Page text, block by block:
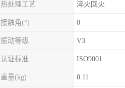
热处理工艺 淬火回火
接触角(°) 0
振动等级 V3
认证标准 ISO9001
重量(kg) 0.11